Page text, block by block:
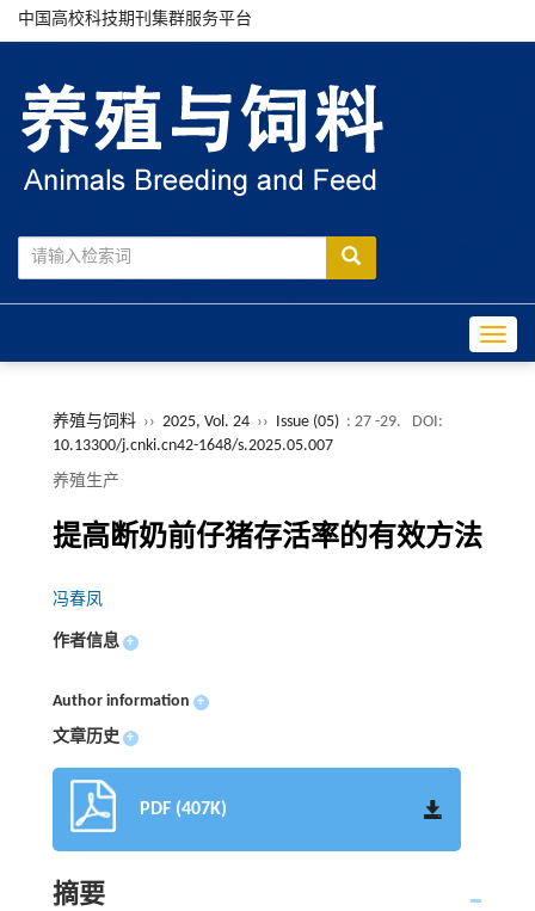
中国高校科技期刊集群服务平台
养殖与饲料 ›› 2025, Vol. 24 ›› Issue (05) : 27 -29.
DOI:
10.13300/j.cnki.cn42-1648/s.2025.05.007
养殖生产
提高断奶前仔猪存活率的有效方法
冯春凤
作者信息 +
Author information +
文章历史 +
PDF (407K)
摘要